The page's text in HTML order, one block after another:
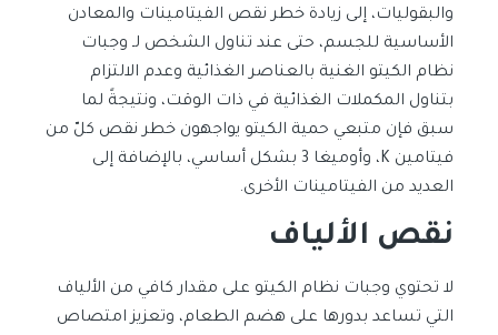
والبقوليات، إلى زيادة خطر نقص الفيتامينات والمعادن
الأساسية للجسم، حتى عند تناول الشخص لـ وجبات
نظام الكيتو الغنية بالعناصر الغذائية وعدم الالتزام
بتناول المكملات الغذائية في ذات الوقت، ونتيجةً لما
سبق فإن متبعي حمية الكيتو يواجهون خطر نقص كلّ من
فيتامين K، وأوميغا 3 بشكل أساسي، بالإضافة إلى
العديد من الفيتامينات الأخرى.
نقص الألياف
لا تحتوي وجبات نظام الكيتو على مقدار كافي من الألياف
التي تساعد بدورها على هضم الطعام، وتعزيز امتصاص